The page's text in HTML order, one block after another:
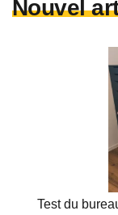
Nouvel
Test du